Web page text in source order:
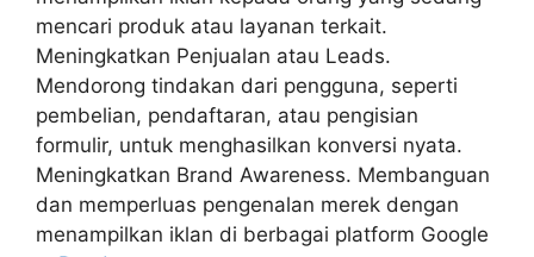
mencari produk atau layanan terkait.
Meningkatkan Penjualan atau Leads.
Mendorong tindakan dari pengguna, seperti
pembelian, pendaftaran, atau pengisian
formulir, untuk menghasilkan konversi nyata.
Meningkatkan Brand Awareness. Membanguan
dan memperluas pengenalan merek dengan
menampilkan iklan di berbagai platform Google